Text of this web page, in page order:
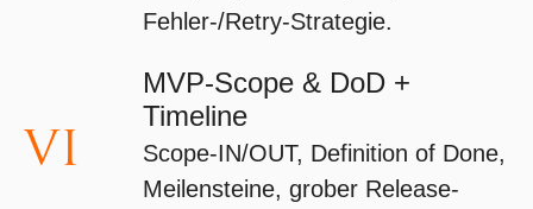
Fehler-/Retry-Strategie.
VI
MVP-Scope & DoD +
Timeline
Scope-IN/OUT, Definition of Done,
Meilensteine, grober Release-